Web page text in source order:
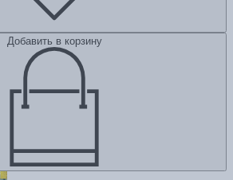
Добавить в корзину